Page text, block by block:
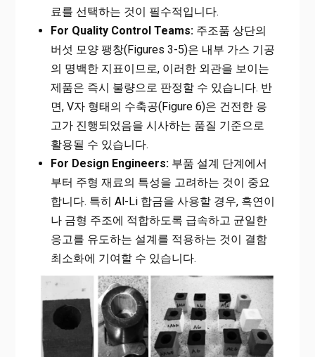
료를 선택하는 것이 필수적입니다.
For Quality Control Teams:주조품 상단의
버섯 모양 팽창(Figures 3-5)은 내부 가스 기공
의 명백한 지표이므로, 이러한 외관을 보이는
제품은 즉시 불량으로 판정할 수 있습니다. 반
면, V자 형태의 수축공(Figure 6)은 건전한 응
고가 진행되었음을 시사하는 품질 기준으로
활용될 수 있습니다.
For Design Engineers:부품 설계 단계에서
부터 주형 재료의 특성을 고려하는 것이 중요
합니다. 특히 Al-Li 합금을 사용할 경우, 흑연이
나 금형 주조에 적합하도록 급속하고 균일한
응고를 유도하는 설계를 적용하는 것이 결함
최소화에 기여할 수 있습니다.